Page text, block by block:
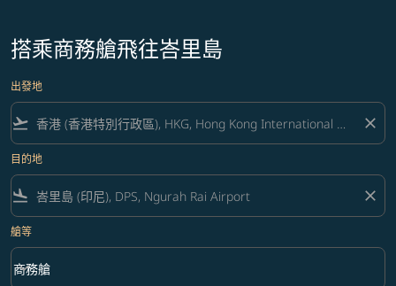
搭乘商務艙飛往峇里島
出發地
flight_takeoff close
目的地
flight_land close
艙等
艙等 option 商務艙 Selected
商務艙
keyboard_arrow_down